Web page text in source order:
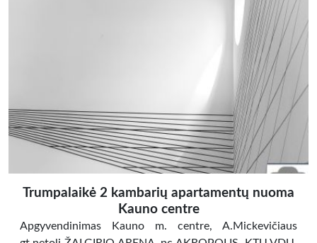
Trumpalaikė 2 kambarių apartamentų nuoma
Kauno centre
Apgyvendinimas Kauno m. centre, A.Mickevičiaus